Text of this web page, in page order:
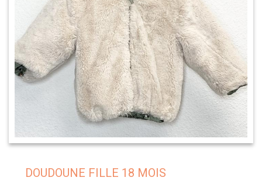
DOUDOUNE FILLE 18 MOIS